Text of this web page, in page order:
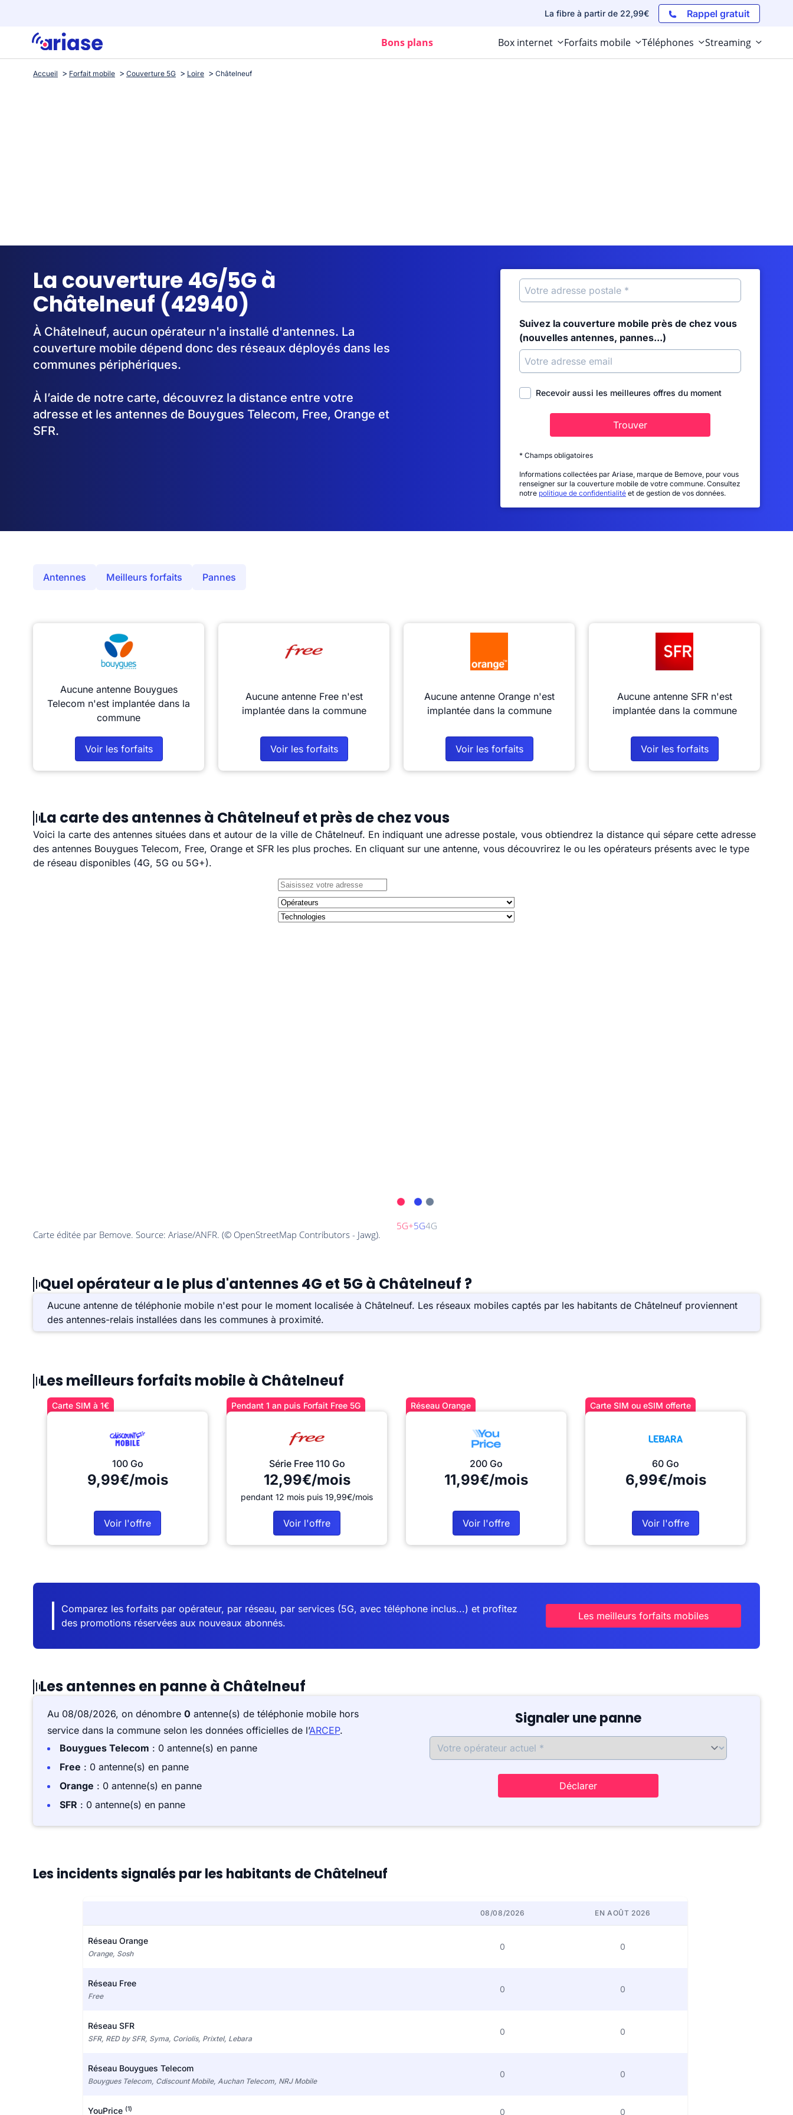
La fibre à partir de 22,99€ Rappel gratuit
Bons plans Box internet Forfaits mobile Téléphones Streaming
Accueil Forfait mobile Couverture 5G Loire Châtelneuf
La couverture 4G/5G à
Châtelneuf (42940)
À Châtelneuf, aucun opérateur n'a installé d'antennes. La
couverture mobile dépend donc des réseaux déployés dans les
communes périphériques.
À l’aide de notre carte, découvrez la distance entre votre
adresse et les antennes de Bouygues Telecom, Free, Orange et
SFR.
Suivez la couverture mobile près de chez vous
(nouvelles antennes, pannes...)
Recevoir aussi les meilleures offres du moment
Trouver
* Champs obligatoires
Informations collectées par Ariase, marque de Bemove, pour vous
renseigner sur la couverture mobile de votre commune. Consultez
notre politique de confidentialité et de gestion de vos données.
Antennes Meilleurs forfaits Pannes
Aucune antenne Bouygues
Telecom n'est implantée dans la
commune
Voir les forfaits
Aucune antenne Free n'est
implantée dans la commune
Voir les forfaits
Aucune antenne Orange n'est
implantée dans la commune
Voir les forfaits
Aucune antenne SFR n'est
implantée dans la commune
Voir les forfaits
La carte des antennes à Châtelneuf et près de chez vous
Voici la carte des antennes situées dans et autour de la ville de Châtelneuf. En indiquant une adresse postale, vous obtiendrez la distance qui sépare cette adresse
des antennes Bouygues Telecom, Free, Orange et SFR les plus proches. En cliquant sur une antenne, vous découvrirez le ou les opérateurs présents avec le type
de réseau disponibles (4G, 5G ou 5G+).
Quel opérateur a le plus d'antennes 4G et 5G à Châtelneuf ?
Aucune antenne de téléphonie mobile n'est pour le moment localisée à Châtelneuf. Les réseaux mobiles captés par les habitants de Châtelneuf proviennent
des antennes-relais installées dans les communes à proximité.
Les meilleurs forfaits mobile à Châtelneuf
Carte SIM à 1€
100 Go
9,99€/mois
Voir l'offre
Pendant 1 an puis Forfait Free 5G
Série Free 110 Go
12,99€/mois
pendant 12 mois puis 19,99€/mois
Voir l'offre
Réseau Orange
200 Go
11,99€/mois
Voir l'offre
Carte SIM ou eSIM offerte
60 Go
6,99€/mois
Voir l'offre
Comparez les forfaits par opérateur, par réseau, par services (5G, avec téléphone inclus...) et profitez
des promotions réservées aux nouveaux abonnés.
Les meilleurs forfaits mobiles
Les antennes en panne à Châtelneuf
Au 08/08/2026, on dénombre 0 antenne(s) de téléphonie mobile hors
service dans la commune selon les données officielles de l’ARCEP.
Bouygues Telecom : 0 antenne(s) en panne
Free : 0 antenne(s) en panne
Orange : 0 antenne(s) en panne
SFR : 0 antenne(s) en panne
Signaler une panne
Déclarer
Les incidents signalés par les habitants de Châtelneuf
08/08/2026 EN AOÛT 2026
Réseau Orange
Orange, Sosh
0 0
Réseau Free
Free
0 0
Réseau SFR
SFR, RED by SFR, Syma, Coriolis, Prixtel, Lebara
0 0
Réseau Bouygues Telecom
Bouygues Telecom, Cdiscount Mobile, Auchan Telecom, NRJ Mobile
0 0
YouPrice (1) 0 0